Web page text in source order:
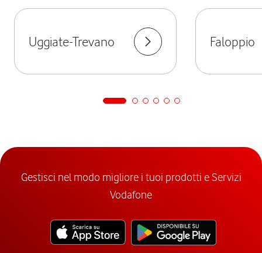
Uggiate-Trevano Faloppio
Gestisci nel modo migliore i tuoi prodotti e Servizi
Vodafone